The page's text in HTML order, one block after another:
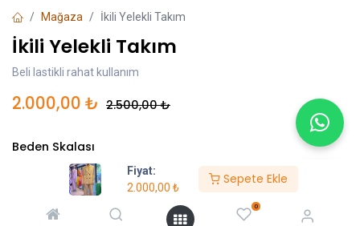
Fiyat:
2.000,00 ₺
Sepete Ekle
0
Mağaza İkili Yelekli Takım
İkili Yelekli Takım
Beli lastikli rahat kullanım
2.000,00 ₺ 2.500,00₺
Beden Skalası
M
Sepete Ekle